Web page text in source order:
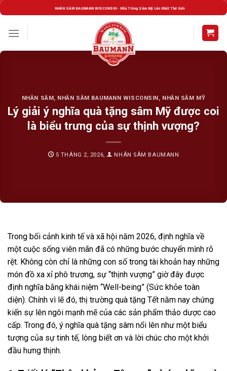
Skip
to
content
NHÂN SÂM BAUMANN WISCONSIN - Nhà Trồng Sâm Mỹ Lớn Nhất Thế Giới
NHÂN SÂM , NHÂN SÂM BAUMANN WISCONSIN , NHÂN SÂM MỸ
Lý giải ý nghĩa quà tặng sâm Mỹ được coi
là biểu trưng của sự thịnh vượng?
5 THÁNG 2, 2026, NHÂN SÂM BAUMANN
Trong bối cảnh kinh tế và xã hội năm 2026, định nghĩa về
một cuộc sống viên mãn đã có những bước chuyển mình rõ
rệt. Không còn chỉ là những con số trong tài khoản hay những
món đồ xa xỉ phô trương, sự “thịnh vượng” giờ đây được
định nghĩa bằng khái niệm “Well-being” (Sức khỏe toàn
diện). Chính vì lẽ đó, thị trường quà tặng Tết năm nay chứng
kiến sự lên ngôi mạnh mẽ của các sản phẩm thảo dược cao
cấp. Trong đó, ý nghĩa quà tặng sâm nổi lên như một biểu
tượng của sự tinh tế, lòng biết ơn và lời chúc cho một khởi
đầu hưng thịnh.